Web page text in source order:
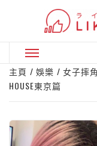
Primary
Menu
主頁 娛樂
女子摔
HOUSE東京篇